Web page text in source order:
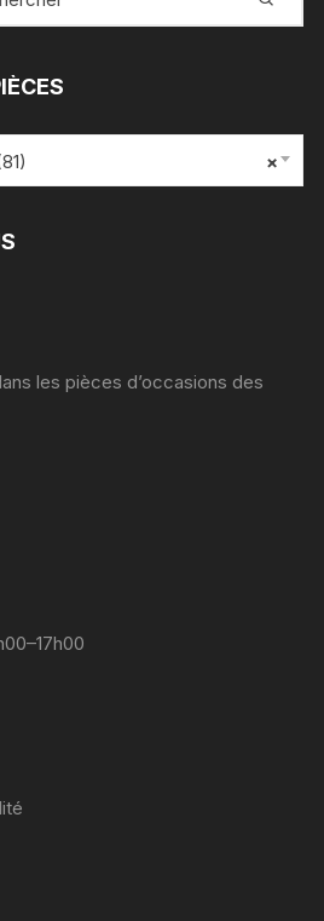
×
les pièces d’occasions des